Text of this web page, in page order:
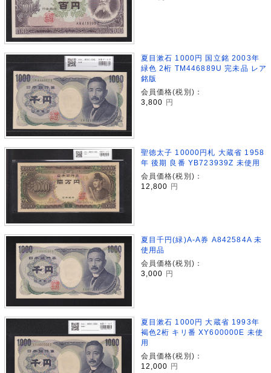
夏目漱石 1000円 国立銘 2003年
緑色 2桁 TM446889U 完未品 レア
銘版
会員価格(税別)：
3,800 円
聖徳太子 10000円札 大蔵省 1958
年 後期 良番 YB723939Z 未使用
会員価格(税別)：
12,800 円
夏目千円(緑)A-A券 A842584A 未
使用品
会員価格(税別)：
3,000 円
夏目漱石 1000円 大蔵省 1993年
褐色2桁 キリ番 XY600000E 未使
用
会員価格(税別)：
12,000
円